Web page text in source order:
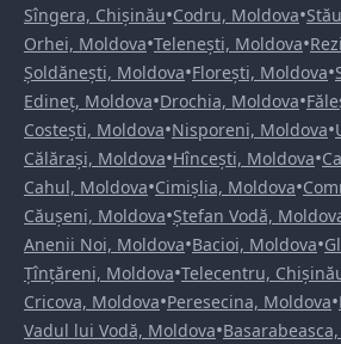
Sîngera, Chișinău•Codru, Moldova•
Orhei, Moldova•Telenești, Moldova•
Șoldănești, Moldova•Florești, Moldova•
Edineț, Moldova•Drochia, Moldova•
Costești, Moldova•Nisporeni, Moldova•
Călărași, Moldova•Hîncești, Moldova•
Cahul, Moldova•Cimișlia, Moldova•
Căușeni, Moldova•Ștefan Vodă,
Anenii Noi, Moldova•Bacioi, Moldova•
Țînțăreni, Moldova•Telecentru,
Cricova, Moldova•Peresecina, Moldova•
Vadul lui Vodă, Moldova•